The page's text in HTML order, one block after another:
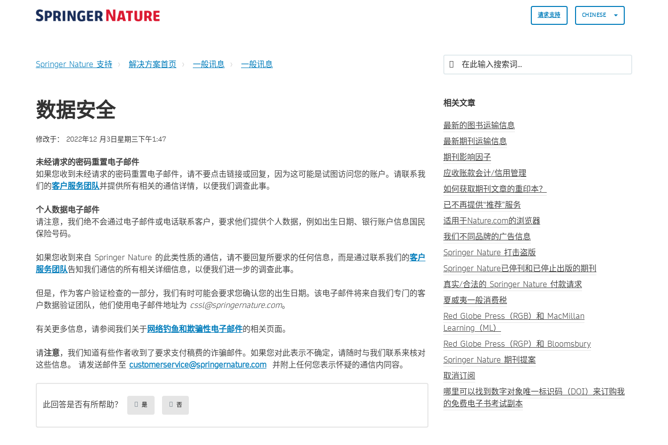
请求支持 CHINESE
Springer Nature 支持 解决方案首页 一般讯息 一般讯息
数据安全
修改于： 2022年12 月3日星期三下午1:47
未经请求的密码重置电子邮件
如果您收到未经请求的密码重置电子邮件，请不要点击链接或回复，因为这可能是试图访问您的账户。请联系我
们的客户服务团队并提供所有相关的通信详情，以便我们调查此事。
个人数据电子邮件
请注意，我们绝不会通过电子邮件或电话联系客户，要求他们提供个人数据，例如出生日期、银行账户信息国民
保险号码。
如果您收到来自 Springer Nature 的此类性质的通信，请不要回复所要求的任何信息，而是通过联系我们的客户
服务团队告知我们通信的所有相关详细信息，以便我们进一步的调查此事。
但是，作为客户验证检查的一部分，我们有时可能会要求您确认您的出生日期。该电子邮件将来自我们专门的客
户数据验证团队，他们使用电子邮件地址为 cssl@springernature.com。
有关更多信息，请参阅我们关于网络钓鱼和欺骗性电子邮件的相关页面。
请注意，我们知道有些作者收到了要求支付稿费的诈骗邮件。如果您对此表示不确定，请随时与我们联系来核对
这些信息。 请发送邮件至 customerservice@springernature.com 并附上任何您表示怀疑的通信内同容。
此回答是否有所帮助？ 是 否
相关文章
最新的图书运输信息
最新期刊运输信息
期刊影响因子
应收账款会计/信用管理
如何获取期刊文章的重印本？
已不再提供“推荐”服务
适用于Nature.com的浏览器
我们不同品牌的广告信息
Springer Nature 打击盗版
Springer Nature已停刊和已停止出版的期刊
真实/合法的 Springer Nature 付款请求
夏威夷一般消费税
Red Globe Press（RGB）和 MacMillan
Learning（ML）
Red Globe Press（RGP）和 Bloomsbury
Springer Nature 期刊提案
取消订阅
哪里可以找到数字对象唯一标识码（DOI）来订购我
的免费电子书考试副本